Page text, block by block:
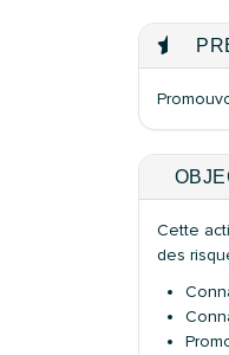
Cette
des